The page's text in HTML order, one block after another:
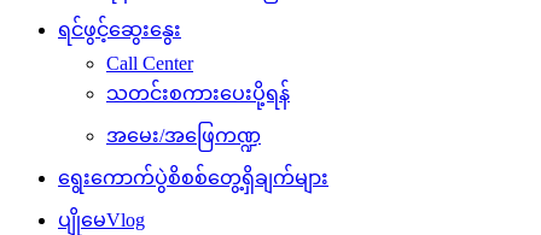
ရင်ဖွင့်ဆွေးနွေး
Call Center
သတင်းစကားပေးပို့ရန်
အမေး/အဖြေကဏ္ဍ
ရွေးကောက်ပွဲစိစစ်တွေ့ရှိချက်များ
ပျိုမေVlog